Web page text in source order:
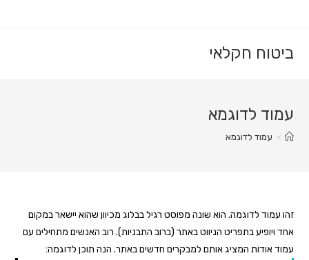
ביטוח חקלאי
עמוד לדוגמא
> עמוד לדוגמא
זהו עמוד לדוגמה. הוא שונה מפוסט רגיל בבלוג מכיוון שהוא יישאר במקום
אחד ויופיע בתפריט הניווט באתר (ברוב התבניות). רוב האנשים מתחילים עם
עמוד אודות המציג אותם למבקרים חדשים באתר. הנה תוכן לדוגמה: